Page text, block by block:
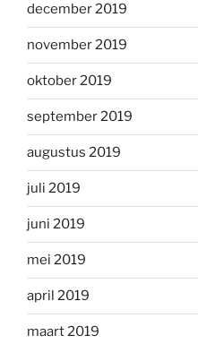
december 2019
november 2019
oktober 2019
september 2019
augustus 2019
juli 2019
juni 2019
mei 2019
april 2019
maart 2019